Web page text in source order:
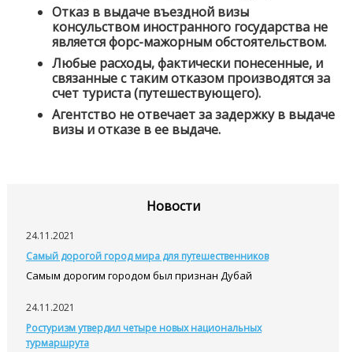
Отказ в выдаче въездной визы
консульством иностранного государства не
является форс-мажорным обстоятельством.
Любые расходы, фактически понесенные, и
связанные с таким отказом производятся за
счет туриста (путешествующего).
Агентство не отвечает за задержку в выдаче
визы и отказе в ее выдаче.
Новости
24.11.2021
Самый дорогой город мира для путешественников
Самым дорогим городом был признан Дубай
24.11.2021
Ростуризм утвердил четыре новых национальных
турмаршрута